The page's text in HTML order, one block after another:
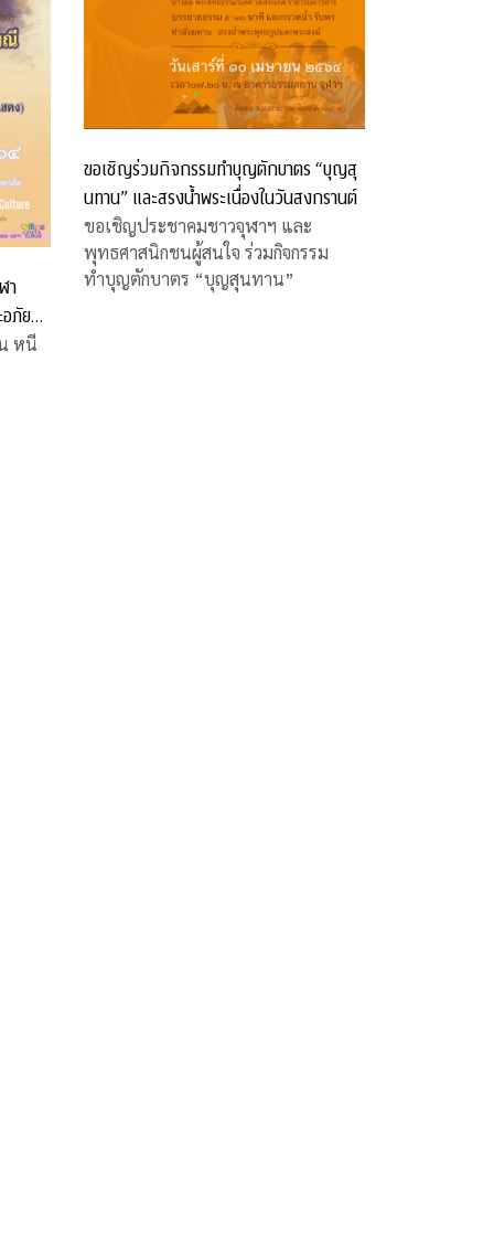
า
อภัย
หนี
ขอเชิญร่วมกิจกรรมทำบุญตักบาตร “บุญสุ
นทาน” และสรงน้ำพระเนื่องในวันสงกรานต์
ขอเชิญประชาคมชาวจุฬาฯ และ
พุทธศาสนิกชนผู้สนใจ ร่วมกิจกรรม
ทำบุญตักบาตร “บุญสุนทาน”